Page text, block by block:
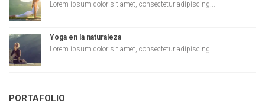
Lorem ipsum dolor sit amet, consectetur adipiscing...
Yoga en la naturaleza
Lorem ipsum dolor sit amet, consectetur adipiscing...
PORTAFOLIO